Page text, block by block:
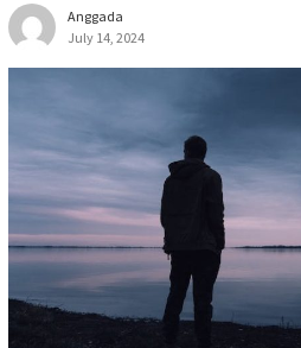
Anggada
July 14, 2024